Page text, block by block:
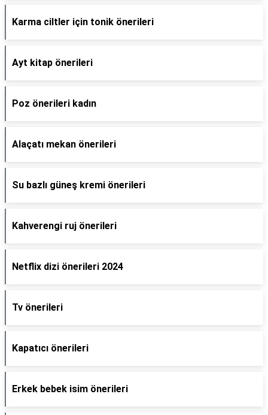
Karma ciltler için tonik önerileri
Ayt kitap önerileri
Poz önerileri kadın
Alaçatı mekan önerileri
Su bazlı güneş kremi önerileri
Kahverengi ruj önerileri
Netflix dizi önerileri 2024
Tv önerileri
Kapatıcı önerileri
Erkek bebek isim önerileri